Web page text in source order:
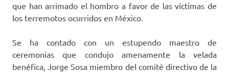
que han arrimado el hombro a favor de las víctimas de
los terremotos ocurridos en México.
Se ha contado con un estupendo maestro de
ceremonias que condujo amenamente la velada
benéfica, Jorge Sosa miembro del comité directivo de la